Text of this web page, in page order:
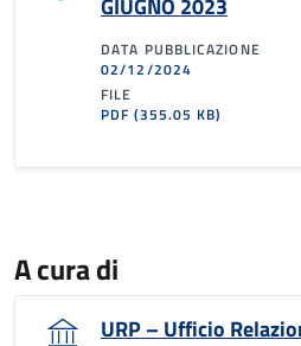
GIUGNO 2023
DATA PUBBLICAZIONE
02/12/2024
FILE
PDF(355.05 KB)
A cura di
URP – Ufficio